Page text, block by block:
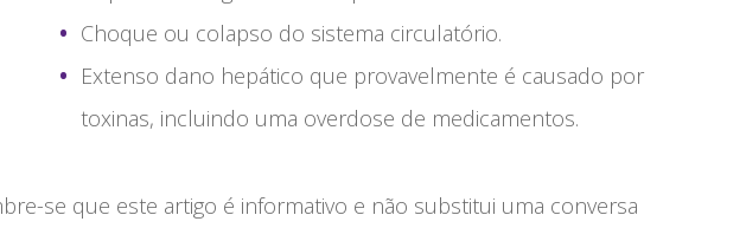
Choque ou colapso do sistema circulatório.
Extenso dano hepático que provavelmente é causado por
toxinas, incluindo uma overdose de medicamentos.
se que este artigo é informativo e não substitui uma conversa